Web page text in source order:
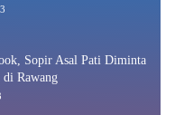
Sopir Asal Pati Diminta
di Rawang